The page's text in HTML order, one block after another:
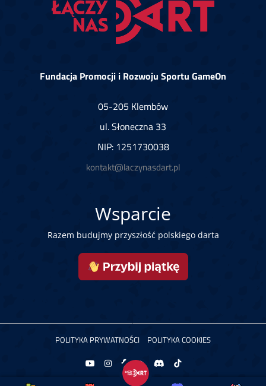
Fundacja Promocji i Rozwoju Sportu GameOn
05-205 Klembów
ul. Słoneczna 33
NIP: 1251730038
kontakt@laczynasdart.pl
Wsparcie
Razem budujmy przyszłość polskiego darta
POLITYKA PRYWATNOŚCI POLITYKA COOKIES